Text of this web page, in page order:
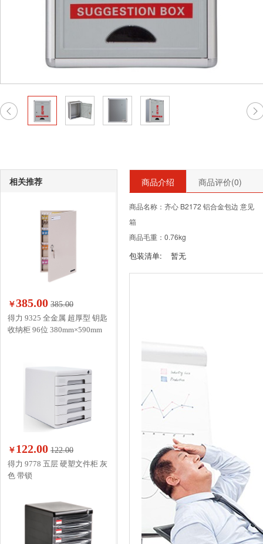
相关推荐
￥385.00 385.00
得力 9325 全金属 超厚型 钥匙
收纳柜 96位 380mm×590mm
￥ 122.00 122.00
得力 9778 五层 硬塑文件柜 灰
色 带锁
商品介绍 商品评价(0)
商品名称：齐心 B2172 铝合金包边 意见
箱
商品毛重：0.76kg
包装清单: 暂无